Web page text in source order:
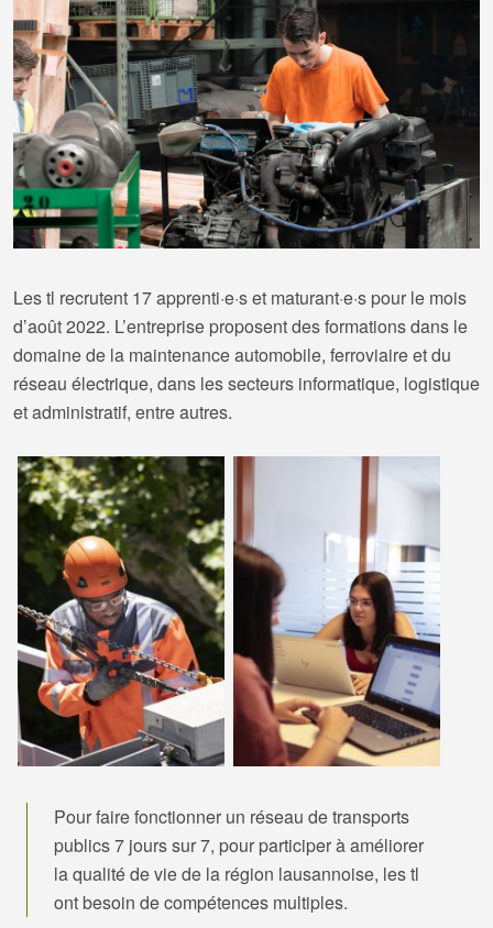
Les tl recrutent 17 apprenti·e·s et maturant·e·s pour le mois
d’août 2022. L’entreprise proposent des formations dans le
domaine de la maintenance automobile, ferroviaire et du
réseau électrique, dans les secteurs informatique, logistique
et administratif, entre autres.
Pour faire fonctionner un réseau de transports
publics 7 jours sur 7, pour participer à améliorer
la qualité de vie de la région lausannoise, les tl
ont besoin de compétences multiples.